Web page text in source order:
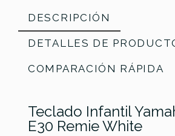
DESCRIPCIÓN
DETALLES DE
COMPARACIÓN RÁPIDA
Teclado Infantil
E30 Remie White